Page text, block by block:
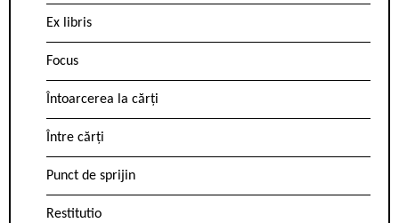
Ex libris
Focus
Întoarcerea la cărți
Între cărți
Punct de sprijin
Restitutio